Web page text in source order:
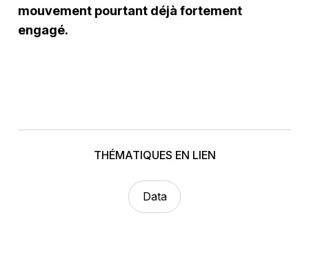
mouvement pourtant déjà fortement
engagé.
THÉMATIQUES EN LIEN
Data